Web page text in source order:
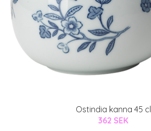
Ostindia kanna 45 cl
362 SEK